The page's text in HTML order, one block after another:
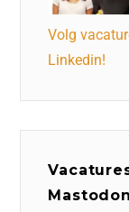
Volg
Linkedin!
Mastodon